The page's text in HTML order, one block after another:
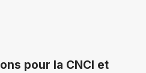
pour la CNCI et